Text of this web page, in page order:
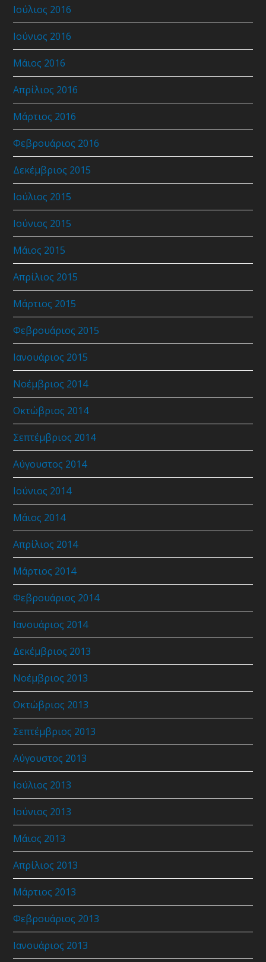
Ιούλιος 2016
Ιούνιος 2016
Μάιος 2016
Απρίλιος 2016
Μάρτιος 2016
Φεβρουάριος 2016
Δεκέμβριος 2015
Ιούλιος 2015
Ιούνιος 2015
Μάιος 2015
Απρίλιος 2015
Μάρτιος 2015
Φεβρουάριος 2015
Ιανουάριος 2015
Νοέμβριος 2014
Οκτώβριος 2014
Σεπτέμβριος 2014
Αύγουστος 2014
Ιούνιος 2014
Μάιος 2014
Απρίλιος 2014
Μάρτιος 2014
Φεβρουάριος 2014
Ιανουάριος 2014
Δεκέμβριος 2013
Νοέμβριος 2013
Οκτώβριος 2013
Σεπτέμβριος 2013
Αύγουστος 2013
Ιούλιος 2013
Ιούνιος 2013
Μάιος 2013
Απρίλιος 2013
Μάρτιος 2013
Φεβρουάριος 2013
Ιανουάριος 2013